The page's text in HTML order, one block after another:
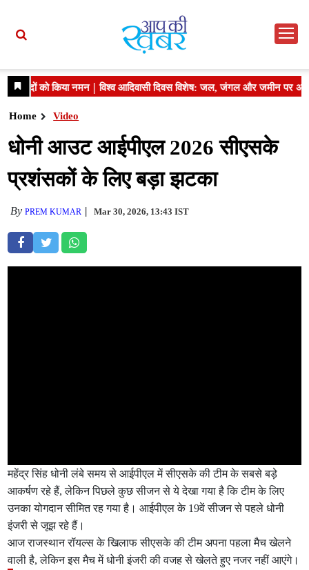
Home Video
धोनी आउट आईपीएल 2026 सीएसके
प्रशंसकों के लिए बड़ा झटका
ByPREM KUMAR Mar 30, 2026, 13:43 IST
महेंद्र सिंह धोनी लंबे समय से आईपीएल में सीएसके की टीम के सबसे बड़े
आकर्षण रहे हैं, लेकिन पिछले कुछ सीजन से ये देखा गया है कि टीम के लिए
उनका योगदान सीमित रह गया है। आईपीएल के 19वें सीजन से पहले धोनी
इंजरी से जूझ रहे हैं।
आज राजस्थान रॉयल्स के खिलाफ सीएसके की टीम अपना पहला मैच खेलने
वाली है, लेकिन इस मैच में धोनी इंजरी की वजह से खेलते हुए नजर नहीं आएंगे।